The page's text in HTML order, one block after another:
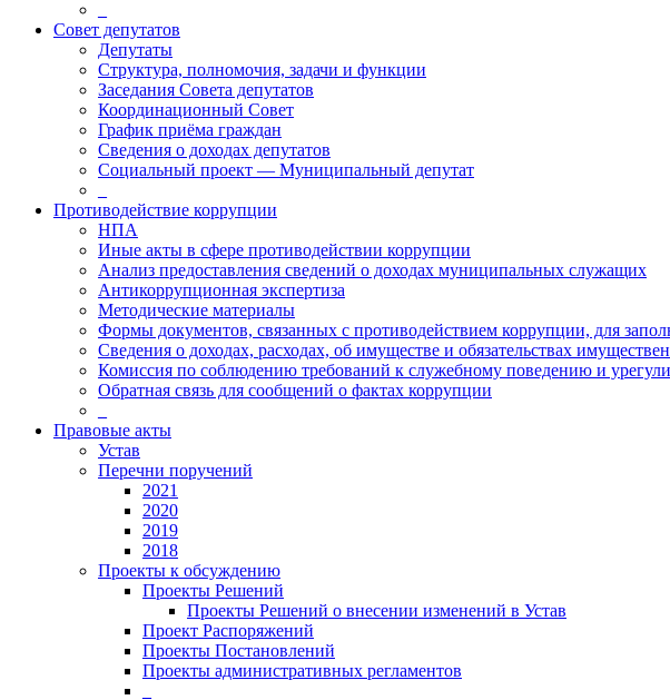
Совет депутатов
Депутаты
Структура, полномочия, задачи и функции
Заседания Совета депутатов
Координационный Совет
График приёма граждан
Сведения о доходах депутатов
Социальный проект — Муниципальный депутат
Противодействие коррупции
НПА
Иные акты в сфере противодействии коррупции
Анализ предоставления сведений о доходах муниципальных служащих
Антикоррупционная экспертиза
Методические материалы
Формы документов, связанных с противодействием коррупции, для
Сведения о доходах, расходах, об имуществе и обязательствах
Комиссия по соблюдению требований к служебному поведению и
Обратная связь для сообщений о фактах коррупции
Правовые акты
Устав
Перечни поручений
2021
2020
2019
2018
Проекты к обсуждению
Проекты Решений
Проекты Решений о внесении изменений в Устав
Проект Распоряжений
Проекты Постановлений
Проекты административных регламентов